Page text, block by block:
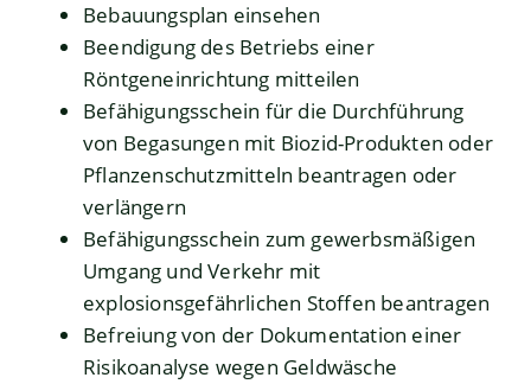
Bebauungsplan einsehen
Beendigung des Betriebs einer
Röntgeneinrichtung mitteilen
Befähigungsschein für die Durchführung
von Begasungen mit Biozid-Produkten oder
Pflanzenschutzmitteln beantragen oder
verlängern
Befähigungsschein zum gewerbsmäßigen
Umgang und Verkehr mit
explosionsgefährlichen Stoffen beantragen
Befreiung von der Dokumentation einer
Risikoanalyse wegen Geldwäsche